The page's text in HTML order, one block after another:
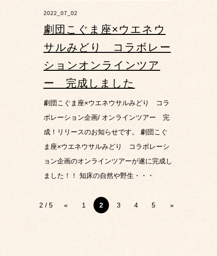
2022_07_02
劇団こぐま座×ウエネウ
サルみどり コラボレー
ションオンラインツア
ー 完成しました
劇団こぐま座×ウエネウサルみどり コラ
ボレーション企画/ オンラインツアー 完
成！リリースのお知らせです。 劇団こぐ
ま座×ウエネウサルみどり コラボレーシ
ョン企画のオンラインツアーが遂に完成し
ました！！ 知床の自然や野生・・・
2 / 5 « 1 2 3 4 5 »